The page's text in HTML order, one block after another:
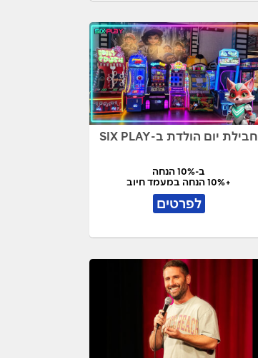
חבילת יום הולדת ב-SIX PLAY
ב-10% הנחה
+10% הנחה במעמד חיוב
לפרטים